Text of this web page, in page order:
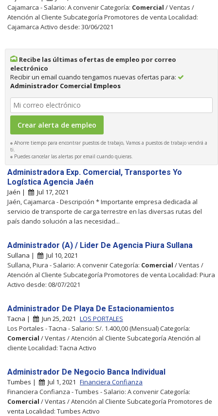
Cajamarca - Salario: A convenir Categoría: Comercial / Ventas /
Atención al Cliente Subcategoría Promotores de venta Localidad:
Cajamarca Activo desde: 30/06/2021
Recibe las últimas ofertas de empleo por correo
electrónico
Recibir un email cuando tengamos nuevas ofertas para:
Administrador Comercial Empleos
Ahorre tiempo para encontrar puestos de trabajo, Vamos a puestos de trabajo vendrá a
ti.
Puedes cancelar las alertas por email cuando quieras.
Administradora Exp. Comercial, Transportes Yo
Logística Agencia Jaén
Jaén |
Jul 17, 2021
Jaén, Cajamarca - Descripción * Importante empresa dedicada al
servicio de transporte de carga terrestre en las diversas rutas del
país dando solución a las necesidad...
Administrador (A) / Lider De Agencia Piura Sullana
Sullana |
Jul 10, 2021
Sullana, Piura - Salario: A convenir Categoría: Comercial / Ventas /
Atención al Cliente Subcategoría Promotores de venta Localidad: Piura
Activo desde: 08/07/2021
Administrador De Playa De Estacionamientos
Tacna | Jun 25, 2021 LOS PORTALES
Los Portales - Tacna - Salario: S/. 1.400,00 (Mensual) Categoría:
Comercial / Ventas / Atención al Cliente Subcategoría Atención al
cliente Localidad: Tacna Activo
Administrador De Negocio Banca Individual
Tumbes | Jul 1, 2021 Financiera Confianza
Financiera Confianza - Tumbes - Salario: A convenir Categoría:
Comercial / Ventas / Atención al Cliente Subcategoría Promotores de
venta Localidad: Tumbes Activo